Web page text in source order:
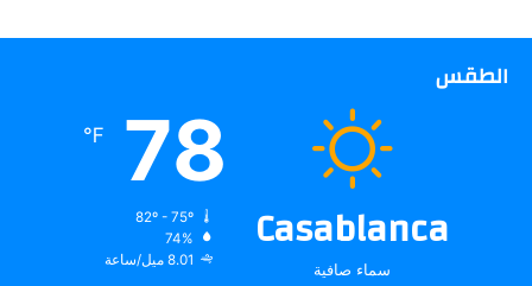
الطقس
Casablanca
سماء صافية
78
℉
74%
8.01 ميل/ساعة